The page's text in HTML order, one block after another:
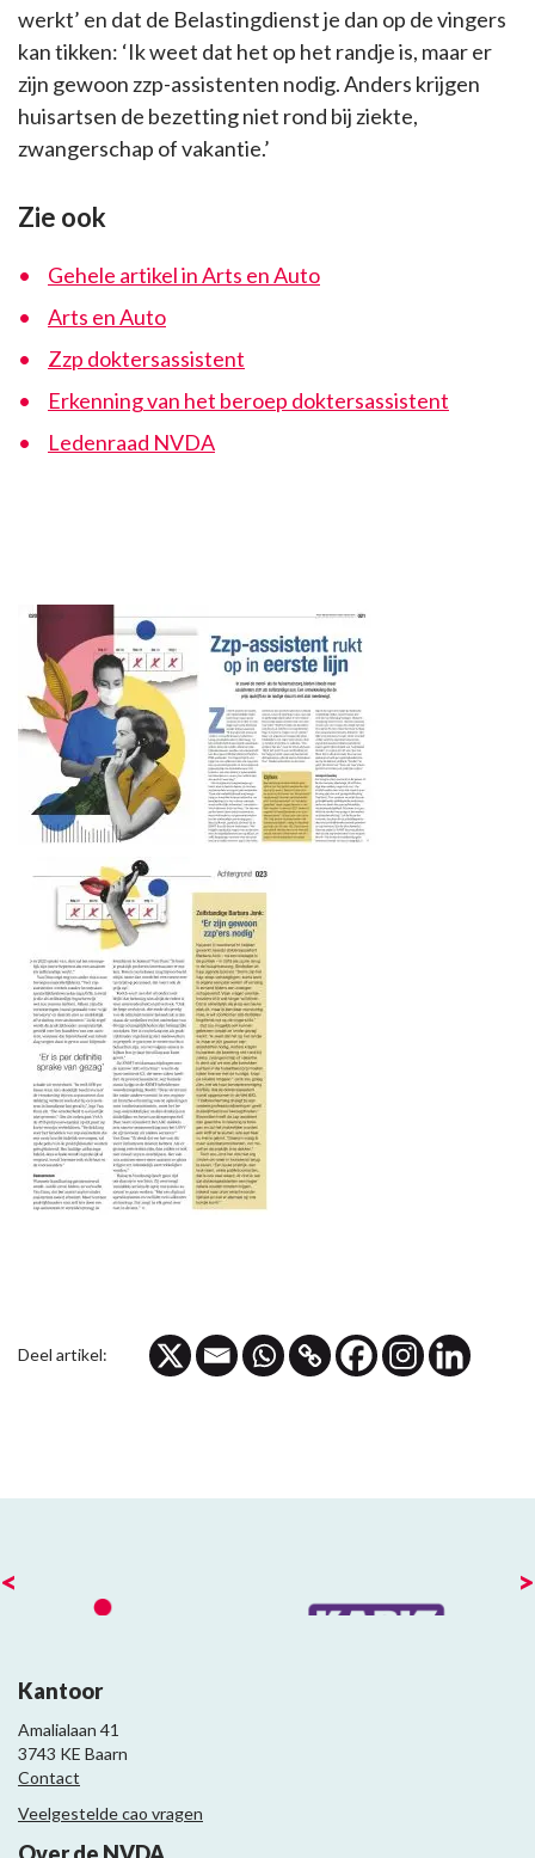
werkt’ en dat de Belastingdienst je dan op de vingers
kan tikken: ‘Ik weet dat het op het randje is, maar er
zijn gewoon zzp-assistenten nodig. Anders krijgen
huisartsen de bezetting niet rond bij ziekte,
zwangerschap of vakantie.’
Zie ook
Gehele artikel in Arts en Auto
Arts en Auto
Zzp doktersassistent
Erkenning van het beroep doktersassistent
Ledenraad NVDA
Deel artikel:
< >
Kantoor
Amalialaan 41
3743 KE Baarn
Contact
Veelgestelde cao vragen
Over de NVDA